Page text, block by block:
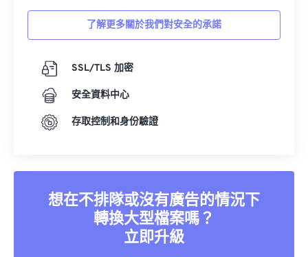
了解更多關於我們對安全的承諾
SSL/TLS 加密
安全資料中心
存取控制和身份驗證
想在不排隊或沒有廣告的情況下
轉換大型檔案嗎？
立即升級